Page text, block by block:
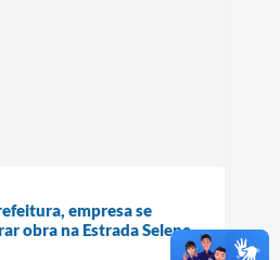
empresa se
obra na Estrada Selene